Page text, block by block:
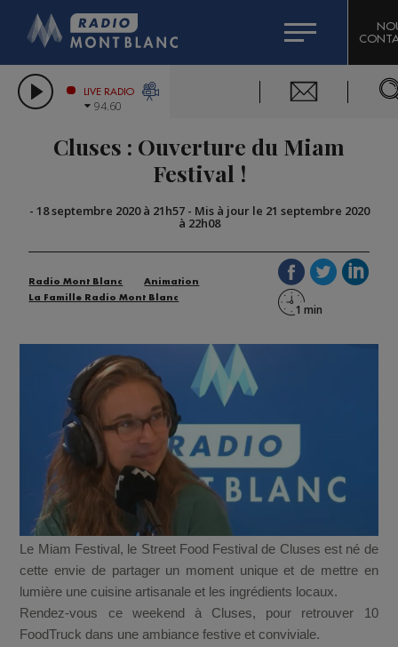
LES CHRONIQUES DE L'EXPERT
GRAND MASSIF DOMAINES SKIABLES
BIGARD
COMPAGNIE DU MONT-BLANC
LIVE RADIO
94.60
Cluses : Ouverture du Miam
Festival !
- 18 septembre 2020 à 21h57- Mis à jour le 21 septembre 2020
à 22h08
Radio Mont Blanc
Animation
La Famille Radio Mont Blanc
Le Miam Festival, le Street Food Festival de Cluses est né de
cette envie de partager un moment unique et de mettre en
lumière une cuisine artisanale et les ingrédients locaux.
Rendez-vous ce weekend à Cluses, pour retrouver 10
FoodTruck dans une ambiance festive et conviviale.